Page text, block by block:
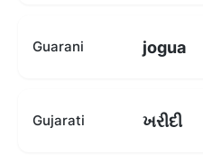
Guarani jogua
Gujarati ખરીદી